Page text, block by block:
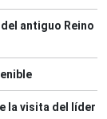
antiguo Reino
la visita del líder